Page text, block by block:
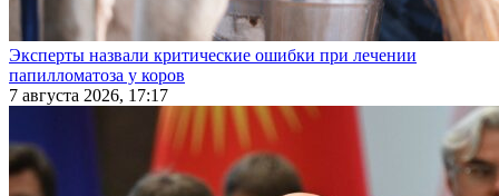
Эксперты назвали критические ошибки при лечении
папилломатоза у коров
7 августа 2026, 17:17